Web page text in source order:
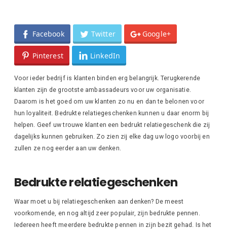
Facebook Twitter Google+
Pinterest LinkedIn
Voor ieder bedrijf is klanten binden erg belangrijk. Terugkerende
klanten zijn de grootste ambassadeurs voor uw organisatie.
Daarom is het goed om uw klanten zo nu en dan te belonen voor
hun loyaliteit. Bedrukte relatiegeschenken kunnen u daar enorm bij
helpen. Geef uw trouwe klanten een bedrukt relatiegeschenk die zij
dagelijks kunnen gebruiken. Zo zien zij elke dag uw logo voorbij en
zullen ze nog eerder aan uw denken.
Bedrukte relatiegeschenken
Waar moet u bij relatiegeschenken aan denken? De meest
voorkomende, en nog altijd zeer populair, zijn bedrukte pennen.
Iedereen heeft meerdere bedrukte pennen in zijn bezit gehad. Is het